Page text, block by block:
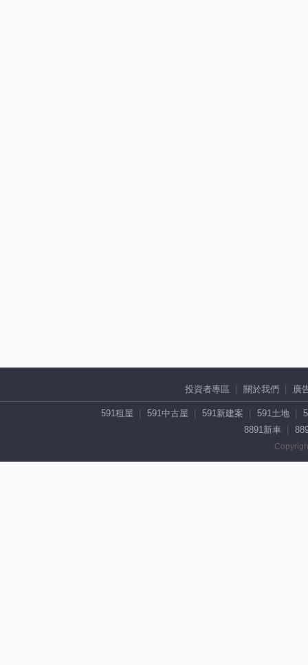
投資者專區 關於我們 廣
591租屋 591中古屋 591新建案 591土地
8891新車